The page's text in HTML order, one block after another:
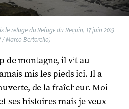
le refuge du Refuge du Requin, 17 juin 2019
/ Marco Bertorello)
de montagne, il vit au
mis les pieds ici. Il a
de la fraîcheur. Moi
ses histoires mais je veux